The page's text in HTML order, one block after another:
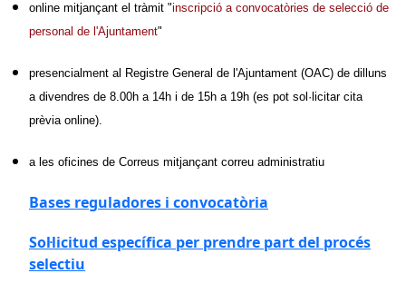
online mitjançant el tràmit "inscripció a convocatòries de selecció de
personal de l'Ajuntament"
presencialment al Registre General de l'Ajuntament (OAC) de dilluns
a divendres de 8.00h a 14h i de 15h a 19h (es pot sol·licitar cita
prèvia online).
a les oficines de Correus mitjançant correu administratiu
Bases reguladores i convocatòria
Sol·licitud específica per prendre part del procés
selectiu